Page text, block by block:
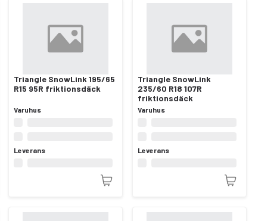
Triangle SnowLink 195/65
R15 95R friktionsdäck
Varuhus
Leverans
Triangle SnowLink
235/60 R18 107R
friktionsdäck
Varuhus
Leverans